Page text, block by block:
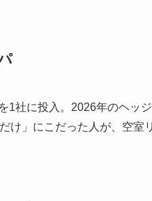
1社に投入。2026年のヘッ
け」にこだった人が、空室